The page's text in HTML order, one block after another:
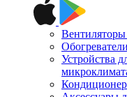
Обогреватели
Устройства